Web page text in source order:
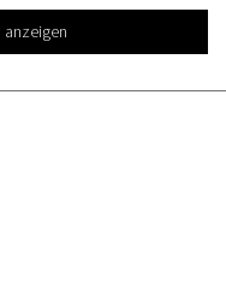
anzeigen